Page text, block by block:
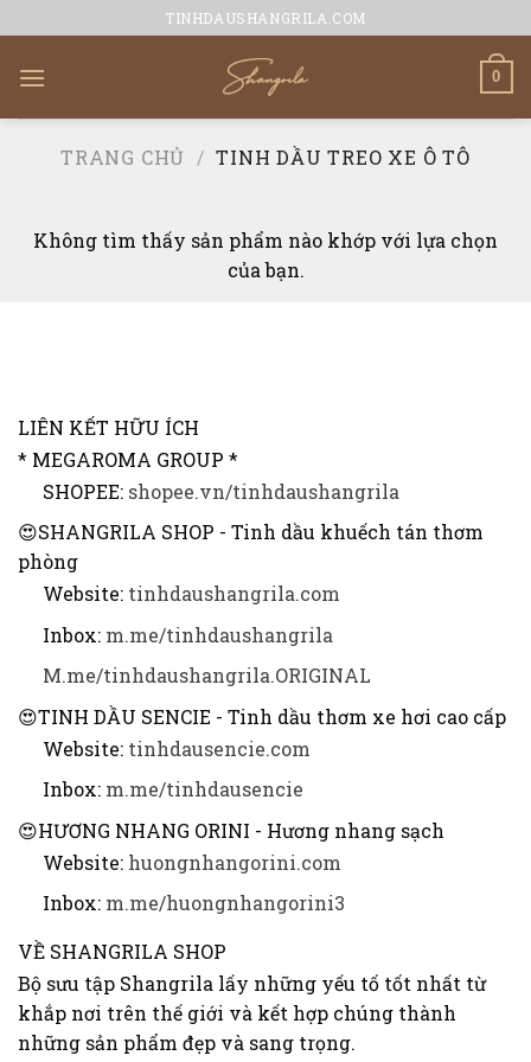
to
content
TINHDAUSHANGRILA.COM
0
TRANG CHỦ / TINH DẦU TREO XE Ô TÔ
Không tìm thấy sản phẩm nào khớp với lựa chọn
của bạn.
LIÊN KẾT HỮU ÍCH
* MEGAROMA GROUP *
SHOPEE: shopee.vn/tinhdaushangrila
😍SHANGRILA SHOP - Tinh dầu khuếch tán thơm
phòng
Website: tinhdaushangrila.com
Inbox: m.me/tinhdaushangrila
M.me/tinhdaushangrila.ORIGINAL
😍TINH DẦU SENCIE - Tinh dầu thơm xe hơi cao cấp
Website: tinhdausencie.com
Inbox: m.me/tinhdausencie
😍HƯƠNG NHANG ORINI - Hương nhang sạch
Website: huongnhangorini.com
Inbox: m.me/huongnhangorini3
VỀ SHANGRILA SHOP
Bộ sưu tập Shangrila lấy những yếu tố tốt nhất từ ​​
khắp nơi trên thế giới và kết hợp chúng thành
những sản phẩm đẹp và sang trọng.